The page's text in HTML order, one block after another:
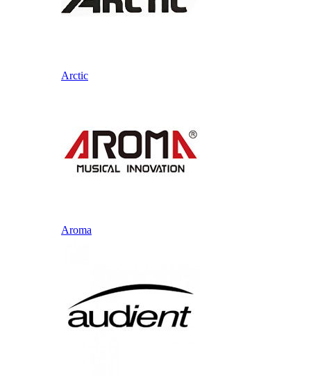
Arctic
Aroma